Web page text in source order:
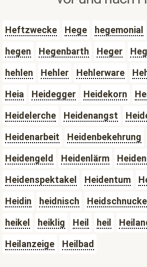
Heftzwecke Hege hegemonial
hegen
Hegenbarth Heger
hehlen
Hehler Hehlerware
Heia
Heidegger Heidekorn
Heidelerche
Heidenangst
Heidenarbeit
Heidenbekehrung
Heidengeld
Heidenlärm
Heidenspektakel
Heidentum
Heidin
heidnisch Heidschnucke
heikel
heiklig Heil heil
Heilanzeige
Heilbad